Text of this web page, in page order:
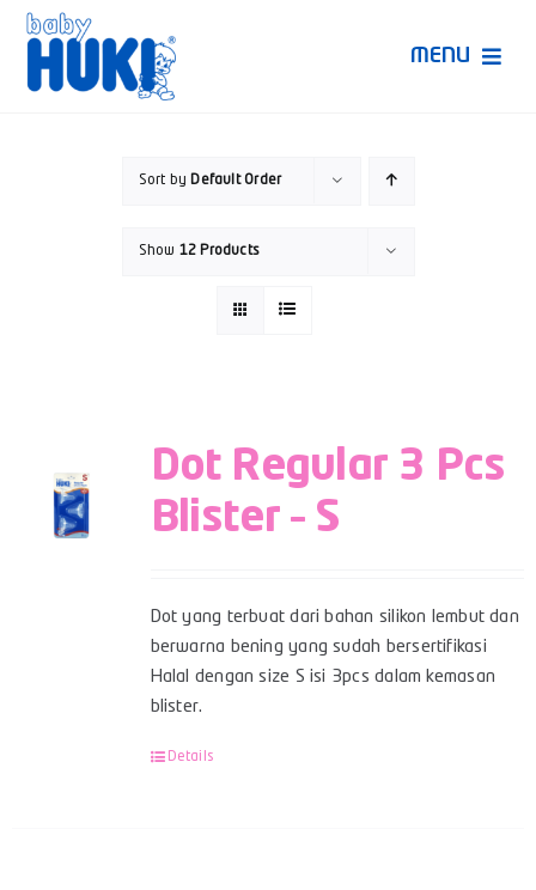
Skip
content
MENU
Sort by Default Order
Show 12 Products
Dot Regular 3 Pcs
Blister – S
Dot yang terbuat dari bahan silikon lembut dan
berwarna bening yang sudah bersertifikasi
Halal dengan size S isi 3pcs dalam kemasan
blister.
Details